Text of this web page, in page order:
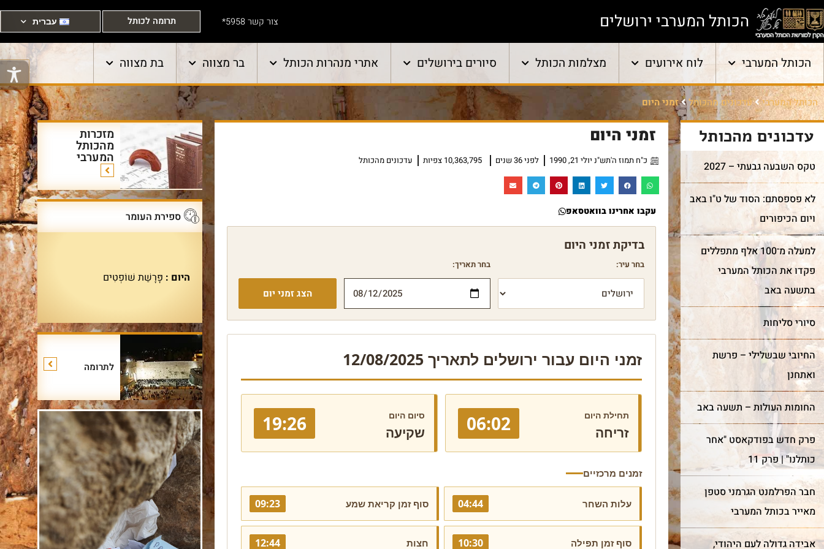
הכותל המערבי ירושלים צור קשר 5958* תרומה לכותל עברית
הכותל המערבי לוח אירועים מצלמות הכותל סיורים בירושלים אתרי מנהרות הכותל בר מצווה בת מצווה
הכותל המערבי עדכונים מהכותל זמני היום
עדכונים מהכותל
טקס השבעה גבעתי – 2027
לא פספסתם: הסוד של ט"ו באב
ויום הכיפורים
למעלה מ־100 אלף מתפללים
פקדו את הכותל המערבי
בתשעה באב
סיורי סליחות
החיובי שבשלילי – פרשת
ואתחנן
החומות העולות – תשעה באב
פרק חדש בפודקאסט "אחר
כותלנו" | פרק 11
חבר הפרלמנט הגרמני סטפן
מאייר בכותל המערבי
אבידה גדולה לעם היהודי,
זמני היום
כ"ח תמוז ה'תש"נ יולי 21, 1990 לפני 36 שנים 10,363,795 צפיות עדכונים מהכותל
עקבו אחרינו בוואטסאפ
בחר עיר: בחר תאריך:
הצג זמני יום
זמני היום עבור ירושלים לתאריך 12/08/2025
תחילת היום
זריחה 06:02 סיום היום
שקיעה 19:26
זמנים מרכזיים
עלות השחר 04:44 סוף זמן קריאת שמע 09:23
סוף זמן תפילה 10:30 חצות 12:44
מזכרות
מהכותל
המערבי
ספירת העומר
היום : פָּרָשַׁת שׁוֹפְטִים
לתרומה